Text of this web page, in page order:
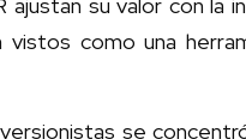
vistos como una
se